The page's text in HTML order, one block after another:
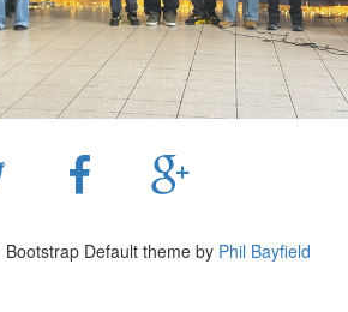
Bootstrap Default theme by Phil Bayfield